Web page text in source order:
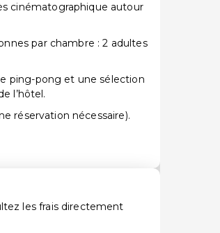
cinématographique autour
par chambre : 2 adultes
ping-pong et une sélection
l’hôtel.
réservation nécessaire).
les frais directement